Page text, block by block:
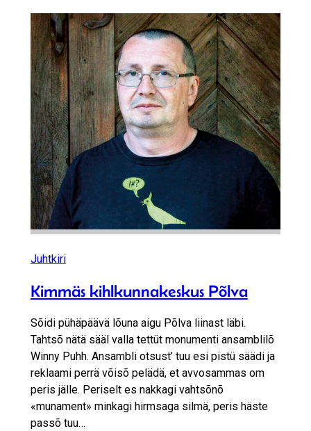
Juhtkiri
Kimmäs kihlkunnakeskus Põlva
Sõidi pühäpäävä lõuna aigu Põlva liinast läbi.
Tahtsõ nätä sääl valla tettüt monumenti ansamblilõ
Winny Puhh. Ansambli otsust’ tuu esi pistü säädi ja
reklaami perrä võisõ pelädä, et avvosammas om
peris jälle. Periselt es nakkagi vahtsõnõ
«munament» minkagi hirmsaga silmä, peris häste
passõ tuu…